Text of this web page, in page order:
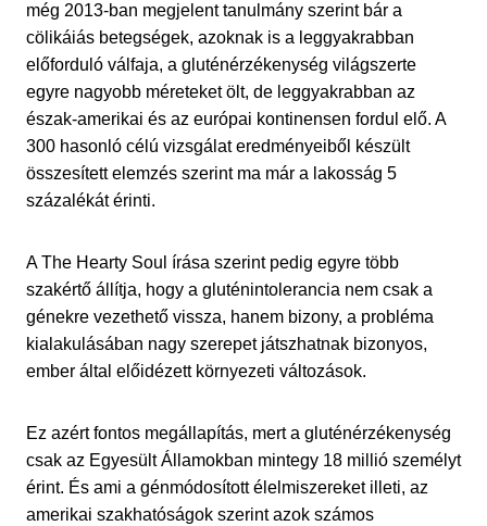
még 2013-ban megjelent tanulmány szerint bár a
cölikáiás betegségek, azoknak is a leggyakrabban
előforduló válfaja, a gluténérzékenység világszerte
egyre nagyobb méreteket ölt, de leggyakrabban az
észak-amerikai és az európai kontinensen fordul elő. A
300 hasonló célú vizsgálat eredményeiből készült
összesített elemzés szerint ma már a lakosság 5
százalékát érinti.
A The Hearty Soul írása szerint pedig egyre több
szakértő állítja, hogy a gluténintolerancia nem csak a
génekre vezethető vissza, hanem bizony, a probléma
kialakulásában nagy szerepet játszhatnak bizonyos,
ember által előidézett környezeti változások.
Ez azért fontos megállapítás, mert a gluténérzékenység
csak az Egyesült Államokban mintegy 18 millió személyt
érint. És ami a génmódosított élelmiszereket illeti, az
amerikai szakhatóságok szerint azok számos